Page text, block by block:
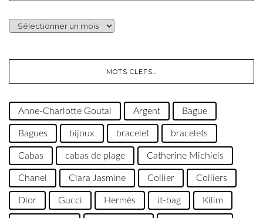
ARCHIVES…
MOTS CLEFS…
Anne-Charlotte Goutal Argent Bague
Bagues bijoux bracelet bracelets
Cabas cabas de plage Catherine Michiels
Chanel Clara Jasmine Collier Colliers
Dior Gucci Hermès it-bag Kilim